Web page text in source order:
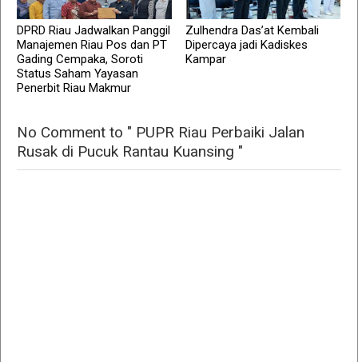
DPRD Riau Jadwalkan Panggil
Manajemen Riau Pos dan PT
Gading Cempaka, Soroti
Status Saham Yayasan
Penerbit Riau Makmur
Zulhendra Das’at Kembali
Dipercaya jadi Kadiskes
Kampar
No Comment to " PUPR Riau Perbaiki Jalan
Rusak di Pucuk Rantau Kuansing "